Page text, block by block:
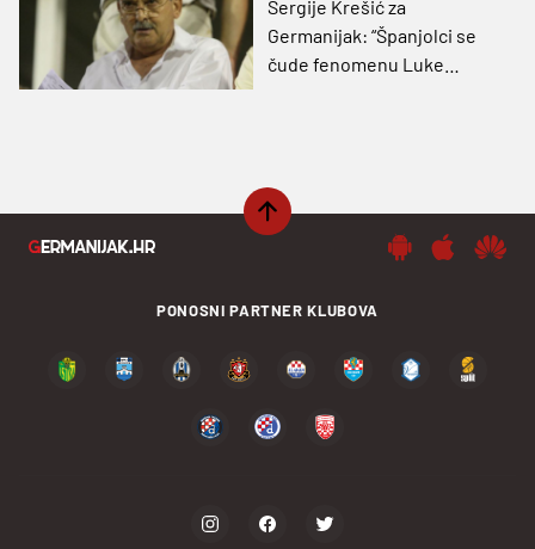
Sergije Krešić za
Germanijak: “Španjolci se
čude fenomenu Luke
PONOSNI PARTNER KLUBOVA